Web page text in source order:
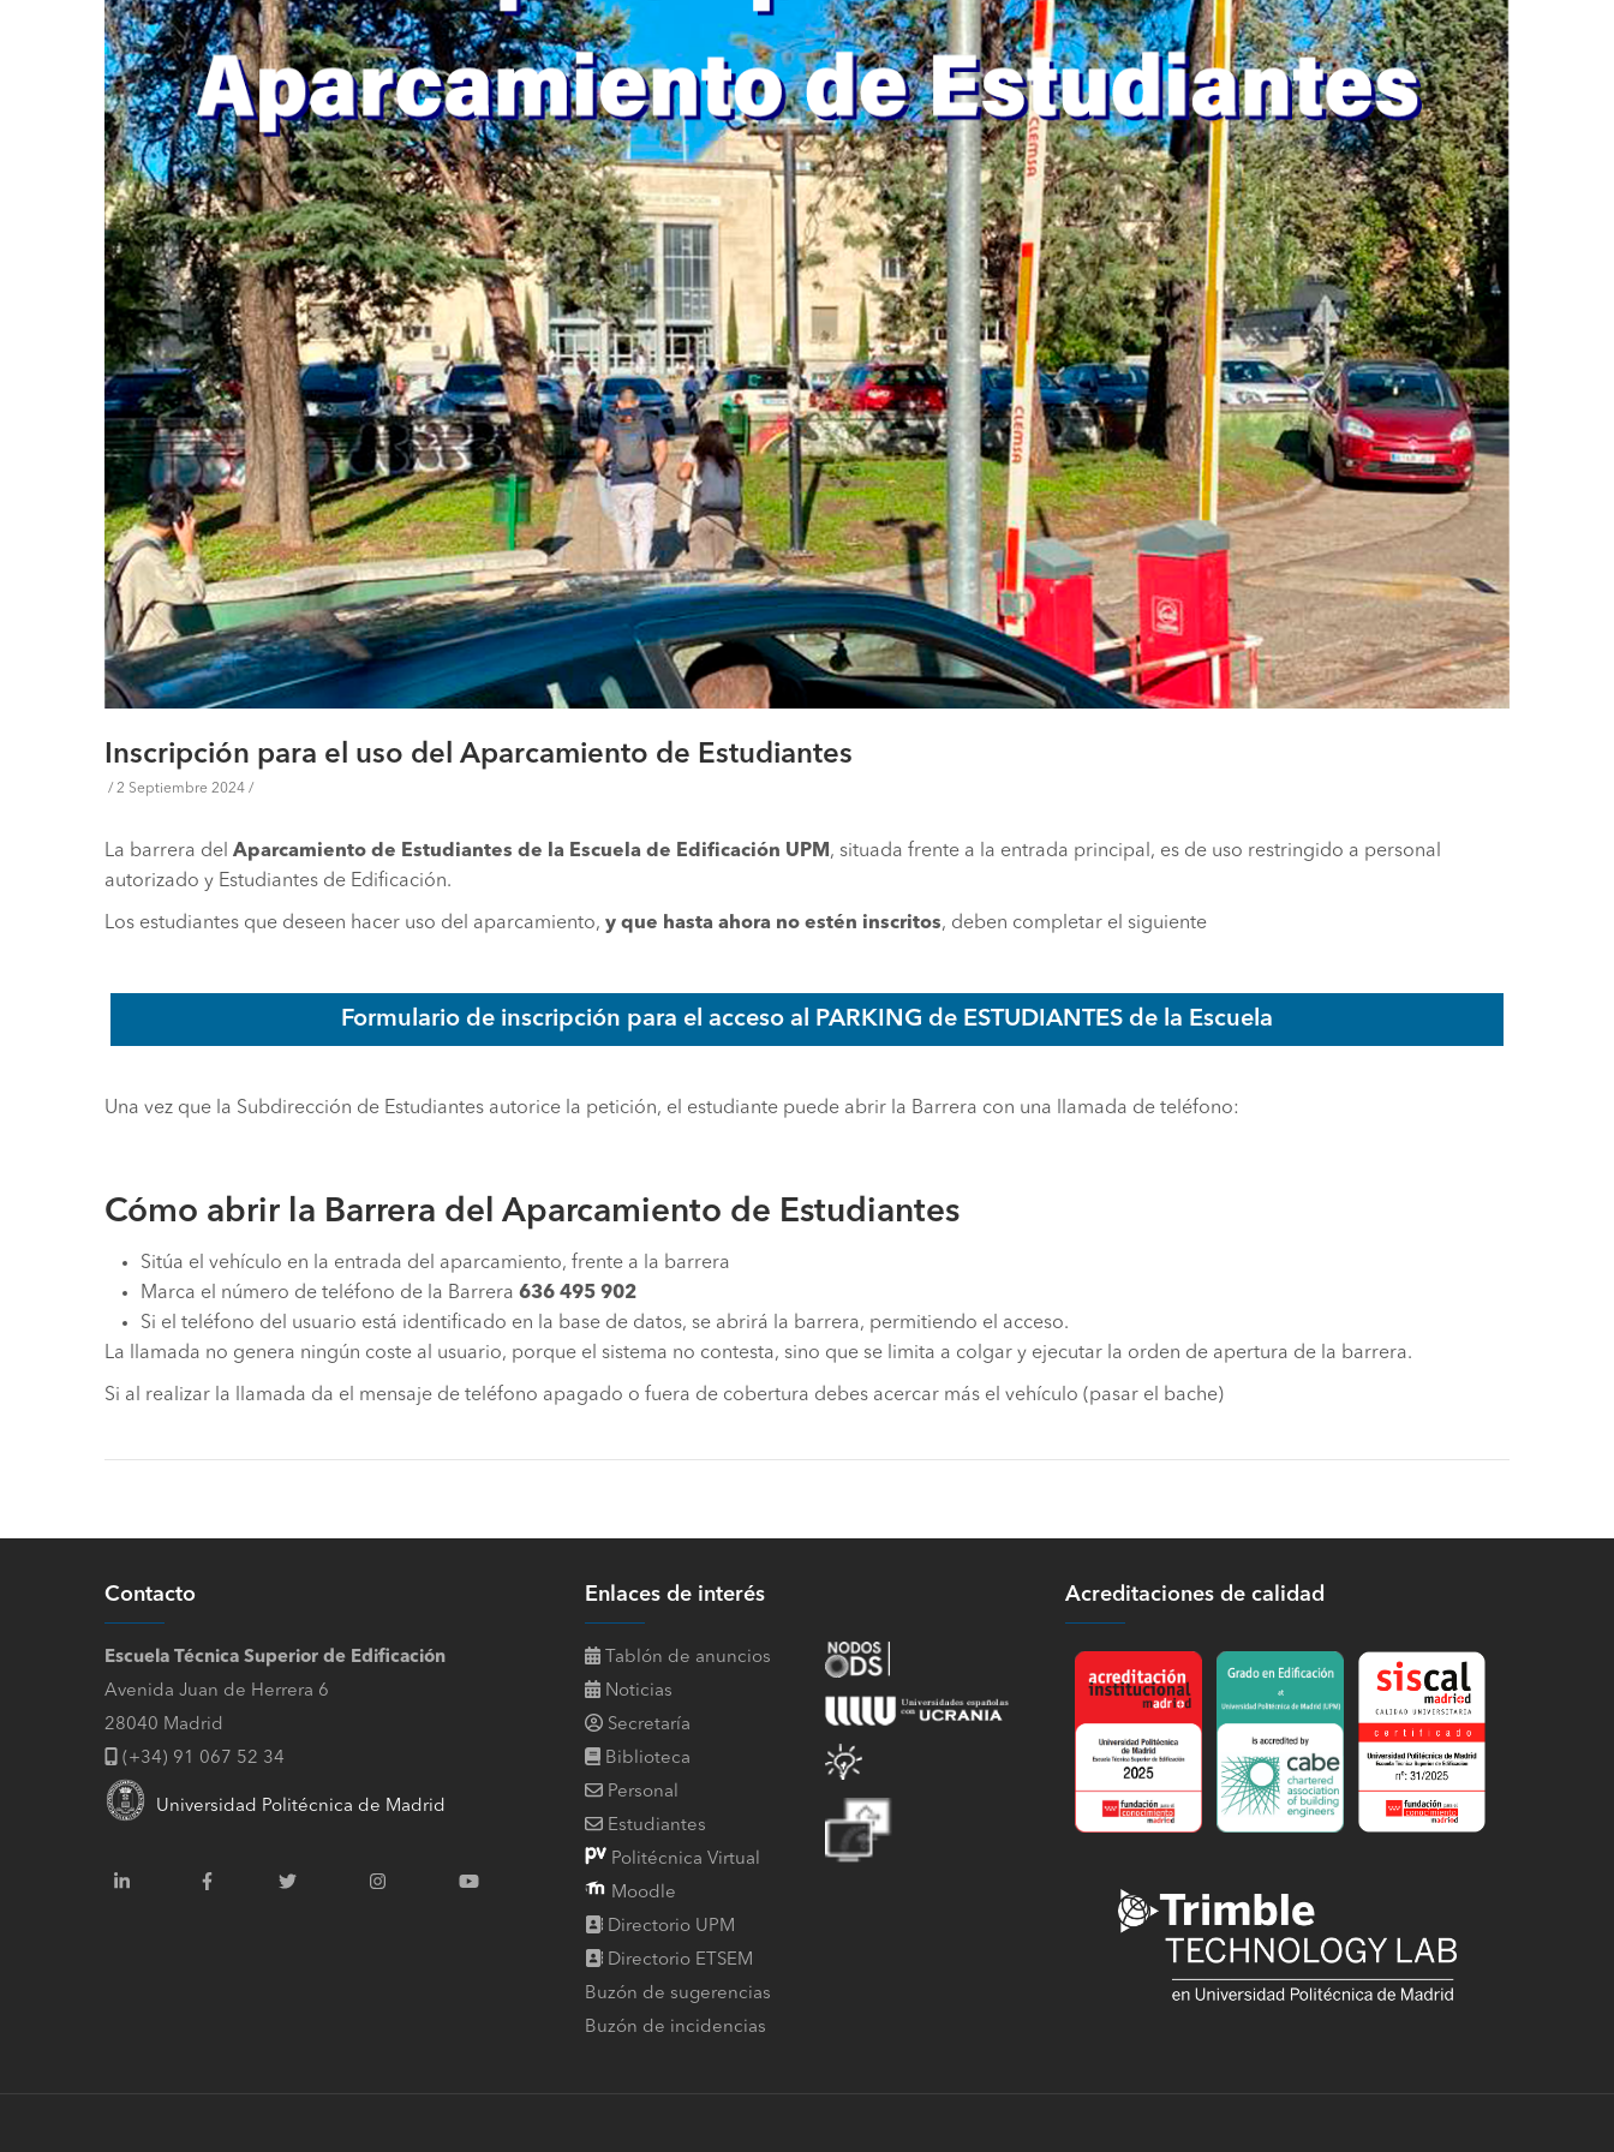
Inscripción para el uso del Aparcamiento de Estudiantes
/ 2 Septiembre 2024 /
La barrera del Aparcamiento de Estudiantes de la Escuela de Edificación UPM, situada frente a la entrada principal, es de uso restringido a personal
autorizado y Estudiantes de Edificación.
Los estudiantes que deseen hacer uso del aparcamiento, y que hasta ahora no estén inscritos, deben completar el siguiente
Formulario de inscripción para el acceso al PARKING de ESTUDIANTES de la Escuela
Una vez que la Subdirección de Estudiantes autorice la petición, el estudiante puede abrir la Barrera con una llamada de teléfono:
Cómo abrir la Barrera del Aparcamiento de Estudiantes
Sitúa el vehículo en la entrada del aparcamiento, frente a la barrera
Marca el número de teléfono de la Barrera 636 495 902
Si el teléfono del usuario está identificado en la base de datos, se abrirá la barrera, permitiendo el acceso.
La llamada no genera ningún coste al usuario, porque el sistema no contesta, sino que se limita a colgar y ejecutar la orden de apertura de la barrera.
Si al realizar la llamada da el mensaje de teléfono apagado o fuera de cobertura debes acercar más el vehículo (pasar el bache)
Contacto
Escuela Técnica Superior de Edificación
Avenida Juan de Herrera 6
28040 Madrid
(+34) 91 067 52 34
Universidad Politécnica de Madrid
Enlaces de interés
Tablón de anuncios
Noticias
Secretaría
Biblioteca
Personal
Estudiantes
Politécnica Virtual
Moodle
Directorio UPM
Directorio ETSEM
Buzón de sugerencias
Buzón de incidencias
Acreditaciones de calidad